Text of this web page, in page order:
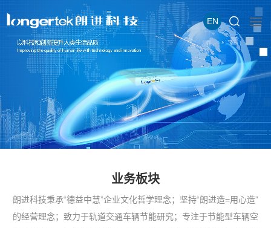
EN
业务板块
朗进科技秉承“德益中慧”企业文化哲学理念；坚持“朗进造=用心造”
的经营理念；致力于轨道交通车辆节能研究；专注于节能型车辆空